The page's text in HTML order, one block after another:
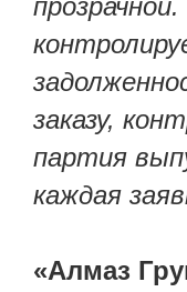
заказу,
партия
каждая
«Алмаз